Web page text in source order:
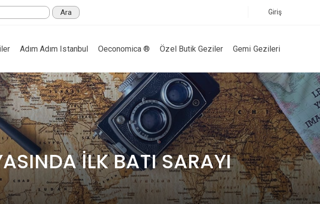
Ara Giriş
Adım Adım Istanbul Oeconomica ® Özel Butik Geziler Gemi Gezileri
İLK BATI SARAYI